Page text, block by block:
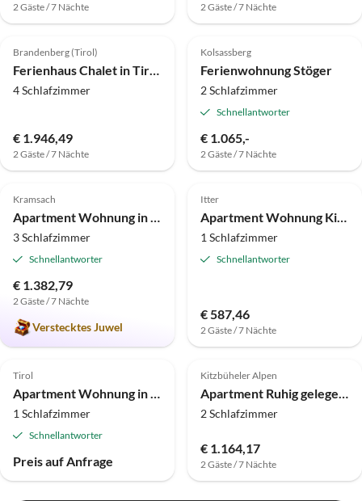
2 Gäste / 7 Nächte 2 Gäste / 7 Nächte
4.0 (4)
Brandenberg (Tirol)
Ferienhaus Chalet in Tirol mit Sauna und Skiloipen
4 Schlafzimmer
€ 1.946,49
2 Gäste / 7 Nächte
Top-Inserat
5.0 (3)
Kolsassberg
Ferienwohnung Stöger
2 Schlafzimmer
Schnellantworter
€ 1.065,-
2 Gäste / 7 Nächte
4.9 (2)
Kramsach
Apartment Wohnung in Brixlegg nahe Ski Juwel Pisten
3 Schlafzimmer
Schnellantworter
€ 1.382,79
2 Gäste / 7 Nächte
Verstecktes Juwel
4.0 (1)
Itter
Apartment Wohnung Kirchbichl nahe Wildschönau Skipiste
1 Schlafzimmer
Schnellantworter
€ 587,46
2 Gäste / 7 Nächte
4.0 (1)
Tirol
Apartment Wohnung in Schwaz nahe Kellerjoch Skigebiet
1 Schlafzimmer
Schnellantworter
Preis auf Anfrage
Kitzbüheler Alpen
Apartment Ruhig gelegene Ferienwohnung Brixental
2 Schlafzimmer
€ 1.164,17
2 Gäste / 7 Nächte